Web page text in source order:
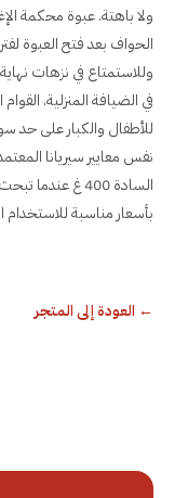
ولا باهتة. عبوة محكمة
وللاستمتاع في نزهات
في الضيافة المنزلية.
للأطفال والكبار على حد
نفس معايير سيريانا
السادة 400 غ
بأسعار مناسبة للاستخدام
← العودة إلى المتجر